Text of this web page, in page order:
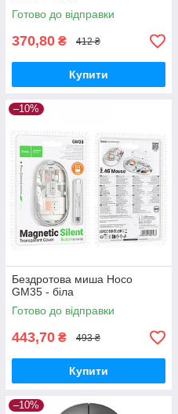
Готово до відправки
370,80 ₴ 412 ₴
Купити
–10%
Бездротова миша Hoco
GM35 - біла
Готово до відправки
443,70 ₴ 493 ₴
Купити
–10%